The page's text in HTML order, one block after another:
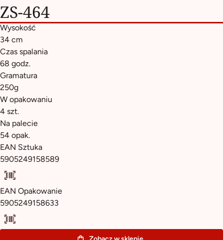
ZS-464
Wysokość
34 cm
Czas spalania
68 godz.
Gramatura
250g
W opakowaniu
4 szt.
Na palecie
54 opak.
EAN Sztuka
5905249158589
EAN Opakowanie
5905249158633